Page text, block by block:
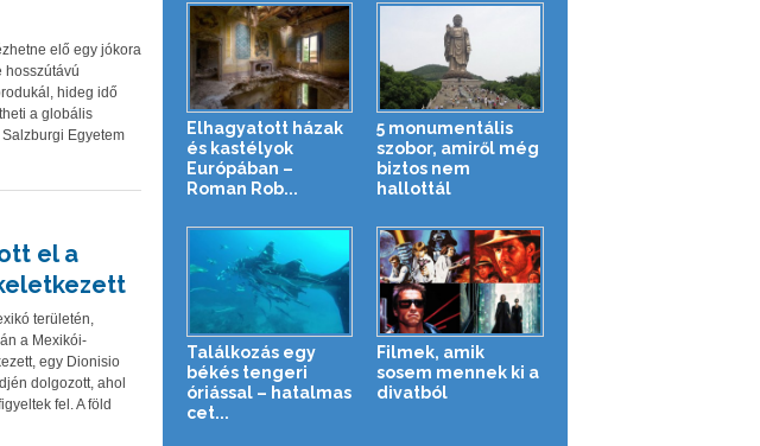
elő egy jókora
hosszútávú
hideg idő
a globális
Egyetem
el a
területén,
a Mexikói-
egy Dionisio
dolgozott, ahol
fel. A föld
Elhagyatott házak
és kastélyok
Európában –
Roman Rob...
5 monumentális
szobor, amiről még
biztos nem
hallottál
Találkozás egy
békés tengeri
óriással – hatalmas
cet...
Filmek, amik
sosem mennek ki a
divatból